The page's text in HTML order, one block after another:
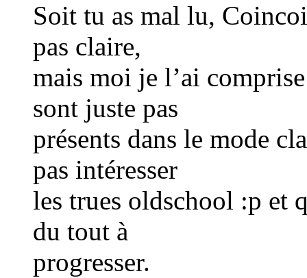
Soit tu as mal lu,
pas claire,
mais moi je l’ai
sont juste pas
présents dans le mode
pas intéresser
les trues oldschool :p et
du tout à
progresser.